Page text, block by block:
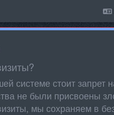
системе стоит запрет
не были присвоены
мы сохраняем в